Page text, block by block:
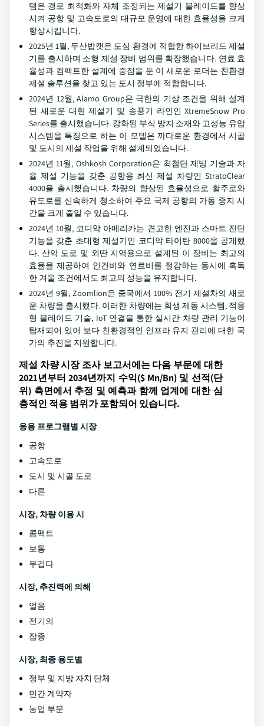
템은 경로 최적화와 자체 조정되는 제설기 블레이드를 향상
시켜 공항 및 고속도로의 대규모 운영에 대한 효율성을 크게
향상시킵니다.
2025년 1월, 두산밥캣은 도심 환경에 적합한 하이브리드 제설
기를 출시하며 소형 제설 장비 범위를 확장했습니다. 연료 효
율성과 컴팩트한 설계에 중점을 둔 이 새로운 로더는 친환경
제설 솔루션을 찾고 있는 도시 정부에 적합합니다.
2024년 12월, Alamo Group은 극한의 기상 조건을 위해 설계
된 새로운 대형 제설기 및 송풍기 라인인 XtremeSnow Pro
Series를 출시했습니다. 강화된 부식 방지 소재와 고성능 유압
시스템을 특징으로 하는 이 모델은 까다로운 환경에서 시골
및 도시의 제설 작업을 위해 설계되었습니다.
2024년 11월, Oshkosh Corporation은 최첨단 제빙 기술과 자
율 제설 기능을 갖춘 공항용 최신 제설 차량인 StratoClear
4000을 출시했습니다. 차량의 향상된 효율성으로 활주로와
유도로를 신속하게 청소하여 주요 국제 공항의 가동 중지 시
간을 크게 줄일 수 있습니다.
2024년 10월, 코디악 아메리카는 견고한 엔진과 스마트 진단
기능을 갖춘 초대형 제설기인 코디악 타이탄 8000을 공개했
다. 산악 도로 및 외딴 지역용으로 설계된 이 장비는 최고의
효율을 제공하여 인건비와 연료비를 절감하는 동시에 혹독
한 겨울 조건에서도 최고의 성능을 유지합니다.
2024년 9월, Zoomlion은 중국에서 100% 전기 제설차의 새로
운 차량을 출시했다. 이러한 차량에는 회생 제동 시스템, 적응
형 블레이드 기술, IoT 연결을 통한 실시간 차량 관리 기능이
탑재되어 있어 보다 친환경적인 인프라 유지 관리에 대한 국
가의 추진을 지원합니다.
제설 차량 시장 조사 보고서에는 다음 부문에 대한
2021년부터 2034년까지 수익($ Mn/Bn) 및 선적(단
위) 측면에서 추정 및 예측과 함께 업계에 대한 심
층적인 적용 범위가 포함되어 있습니다.
응용 프로그램별 시장
공항
고속도로
도시 및 시골 도로
다른
시장, 차량 이용 시
콤팩트
보통
무겁다
시장, 추진력에 의해
얼음
전기의
잡종
시장, 최종 용도별
정부 및 지방 자치 단체
민간 계약자
농업 부문